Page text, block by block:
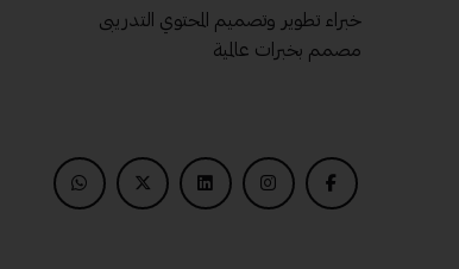
خبراء تطوير وتصميم المحتوي التدريبى
مصمم بخبرات عالمية